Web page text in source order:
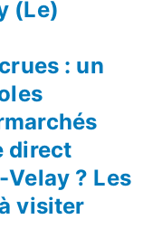
(Le)
: un
direct
? Les
visiter